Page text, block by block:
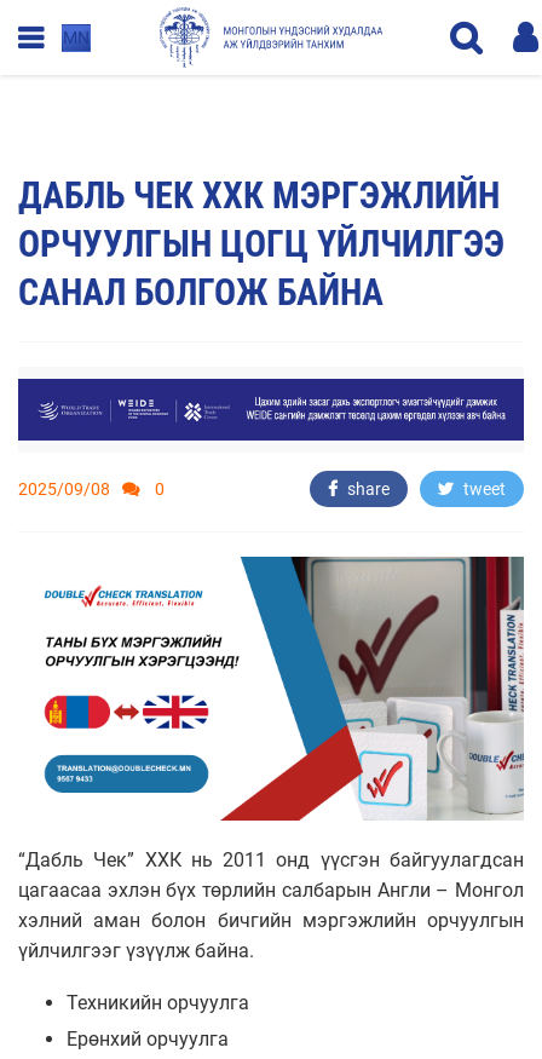
MN
ДАБЛЬ ЧЕК ХХК МЭРГЭЖЛИЙН
ОРЧУУЛГЫН ЦОГЦ ҮЙЛЧИЛГЭЭ
САНАЛ БОЛГОЖ БАЙНА
2025/09/08 0 share tweet
“Дабль Чек” ХХК нь 2011 онд үүсгэн байгуулагдсан
цагаасаа эхлэн бүх төрлийн салбарын Англи – Монгол
хэлний аман болон бичгийн мэргэжлийн орчуулгын
үйлчилгээг үзүүлж байна.
Техникийн орчуулга
Ерөнхий орчуулга